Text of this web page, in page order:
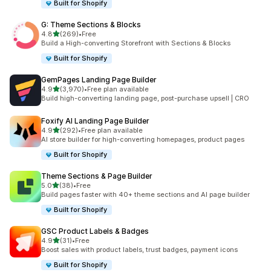
Built for Shopify
G: Theme Sections & Blocks
4.8별 5개 중
(269)
총 리뷰 269개
•Free
Build a High-converting Storefront with Sections & Blocks
Built for Shopify
GemPages Landing Page Builder
4.9별 5개 중
(3,970)
총 리뷰 3970개
•Free plan available
Build high-converting landing page, post-purchase upsell | CRO
Foxify AI Landing Page Builder
4.9별 5개 중
(292)
총 리뷰 292개
•Free plan available
AI store builder for high-converting homepages, product pages
Built for Shopify
Theme Sections & Page Builder
5.0별 5개 중
(38)
총 리뷰 38개
•Free
Build pages faster with 40+ theme sections and AI page builder
Built for Shopify
GSC Product Labels & Badges
4.9별 5개 중
(31)
총 리뷰 31개
•Free
Boost sales with product labels, trust badges, payment icons
Built for Shopify